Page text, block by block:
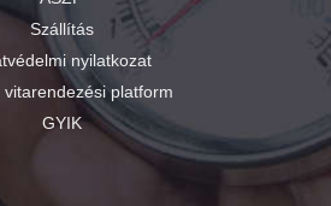
Szállítás
nyilatkozat
vitarendezési platform
GYIK